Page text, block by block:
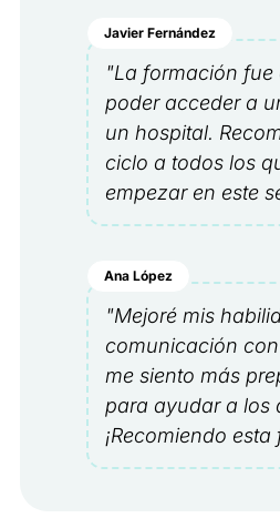
Javier Fernández
"La formación fue
poder acceder a
un hospital.
ciclo a todos los
empezar en este
Ana López
"Mejoré mis
comunicación
me siento más
para ayudar a los
¡Recomiendo